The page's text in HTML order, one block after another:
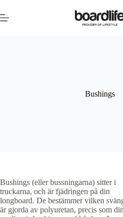
till
innehåll
Bushings
Bushings (eller bussningarna) sitter i
truckarna, och är fjädringen på din
longboard. De bestämmer vilken
är gjorda av polyuretan, precis som